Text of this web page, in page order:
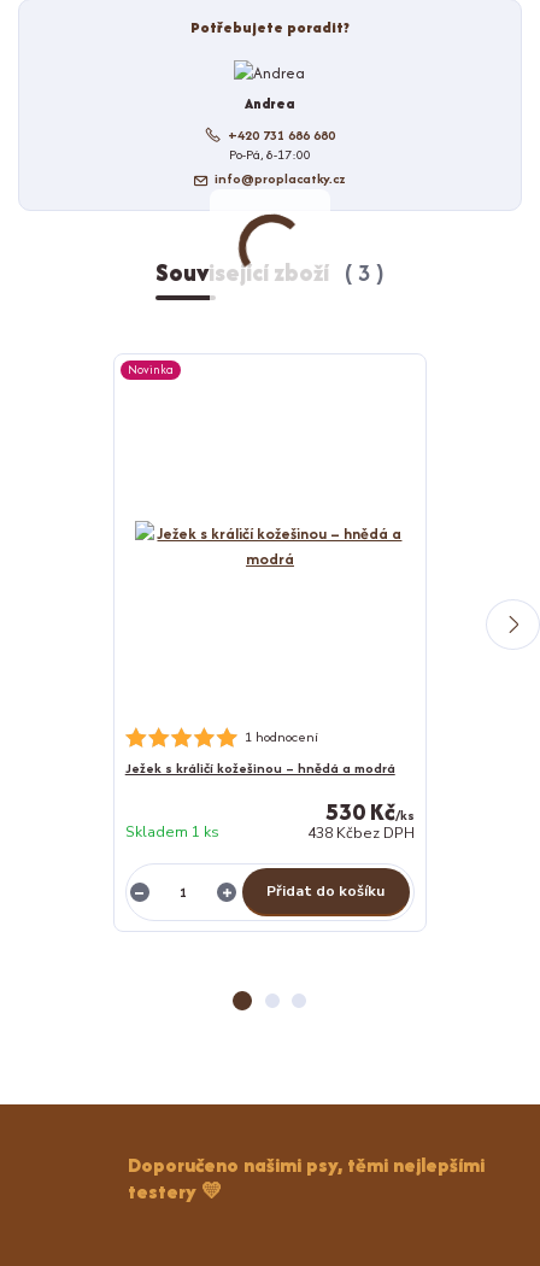
Potřebujete poradit?
Andrea
+420 731 686 680
Po-Pá, 8-17:00
info@proplacatky.cz
Související zboží 3
Novinka
1 hodnocení
Ježek s králičí kožešinou – hnědá a modrá
530 Kč/ks
438 Kčbez DPH
Skladem 1 ks
Přidat do košíku
Doporučeno našimi psy, těmi nejlepšími
testery 💛